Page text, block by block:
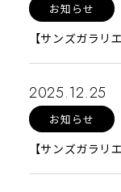
お知らせ
【サンズガラリ
2025.12.25
お知らせ
【サンズガラリ